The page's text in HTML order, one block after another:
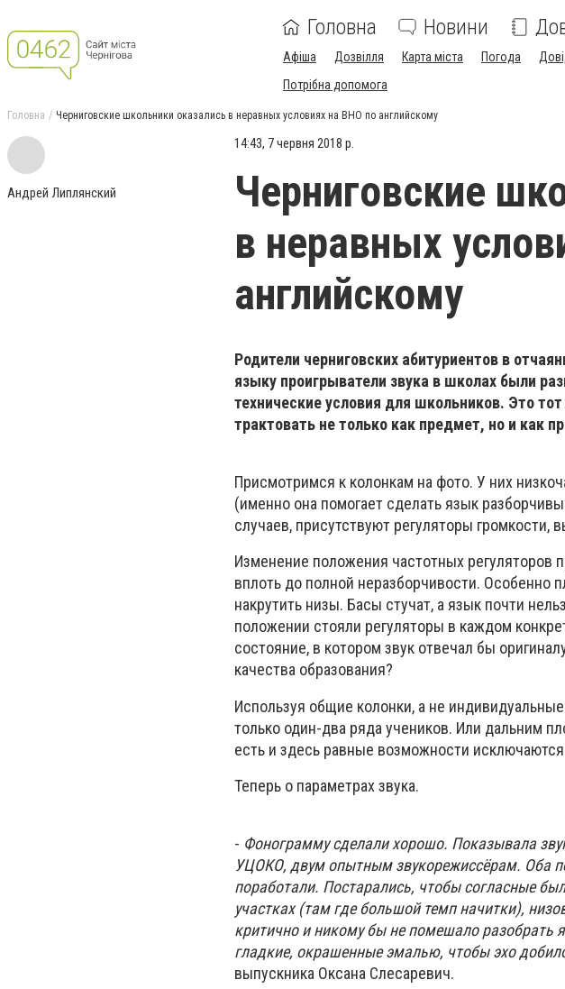
Головна Новини
Афіша Дозвілля Карта міста Погода
Потрібна допомога
Головна Черниговские школьники оказались в неравных условиях на ВНО по английскому
Андрей Липлянский
14:43, 7 червня 2018 р.
Черниговские
в неравных
английскому
Родители черниговских абитуриентов в
языку проигрыватели звука в школах были
технические условия для школьников. Это
трактовать не только как предмет, но и как
Присмотримся к колонкам на фото. У них
(именно она помогает сделать язык
случаев, присутствуют регуляторы громкости,
Изменение положения частотных регуляторов
вплоть до полной неразборчивости. Особенно
накрутить низы. Басы стучат, а язык почти
положении стояли регуляторы в каждом
состояние, в котором звук отвечал бы
качества образования?
Используя общие колонки, а не
только один-два ряда учеников. Или дальним
есть и здесь равные возможности
Теперь о параметрах звука.
- Фонограмму сделали хорошо. Показывала
УЦОКО, двум опытным звукорежиссёрам. Оба
поработали. Постарались, чтобы согласные
участках (там где большой темп начитки),
критично и никому бы не помешало разобрать
гладкие, окрашенные эмалью, чтобы эхо
выпускника Оксана Слесаревич.